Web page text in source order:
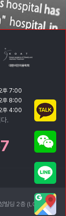
후 7:00
후 8:00
후 4:00
.
빌딩 2층 (LG전